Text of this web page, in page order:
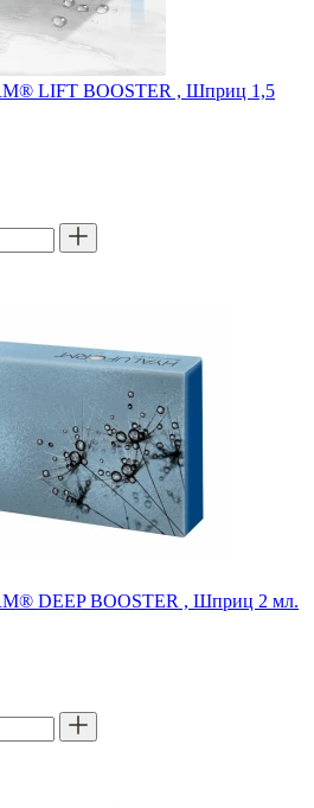
LIFT BOOSTER , Шприц 1,5
DEEP BOOSTER , Шприц 2 мл.